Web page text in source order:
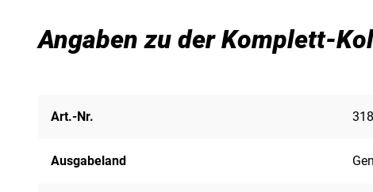
Angaben zu der Komplett-
Art.-Nr.
Ausgabeland